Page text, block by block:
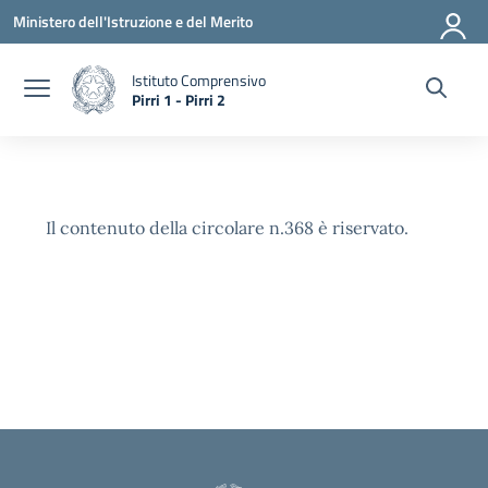
Vai ai contenuti
Vai al menu di navigazione
Vai al footer
Ministero dell'Istruzione e del Merito
Istituto Comprensivo
Pirri 1 - Pirri 2
Il contenuto della circolare n.368 è riservato.